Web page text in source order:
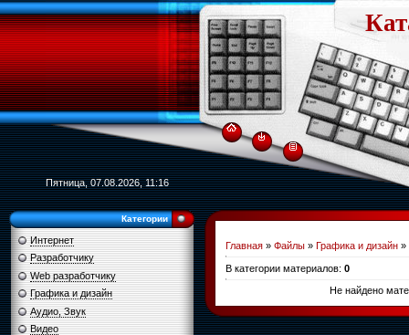
Пятница, 07.08.2026, 11:16
Категории
Интернет
Разработчику
Web разработчику
Графика и дизайн
Аудио, Звук
Видео
Главная » Файлы » Графика и дизайн »
В категории материалов: 0
Не найдено